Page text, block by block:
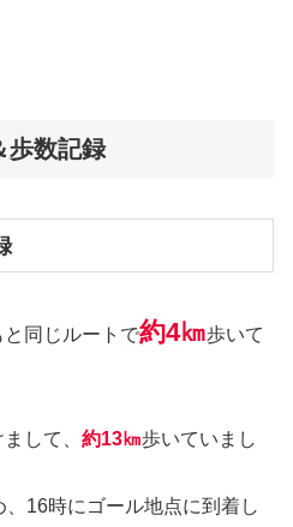
歩数記録
同じルートで約4㎞歩いて
して、 約13㎞歩いていまし
16時にゴール地点に到着し